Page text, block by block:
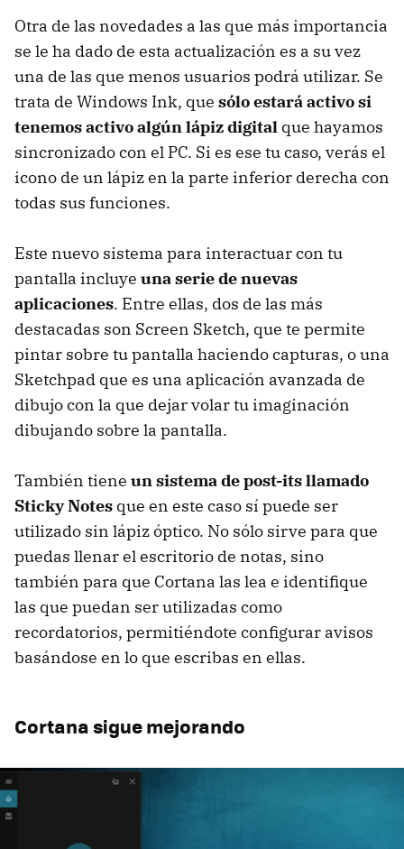
Otra de las novedades a las que más importancia
se le ha dado de esta actualización es a su vez
una de las que menos usuarios podrá utilizar. Se
trata de Windows Ink, que sólo estará activo si
tenemos activo algún lápiz digital que hayamos
sincronizado con el PC. Si es ese tu caso, verás el
icono de un lápiz en la parte inferior derecha con
todas sus funciones.
Este nuevo sistema para interactuar con tu
pantalla incluye una serie de nuevas
aplicaciones. Entre ellas, dos de las más
destacadas son Screen Sketch, que te permite
pintar sobre tu pantalla haciendo capturas, o una
Sketchpad que es una aplicación avanzada de
dibujo con la que dejar volar tu imaginación
dibujando sobre la pantalla.
También tiene un sistema de post-its llamado
Sticky Notes que en este caso sí puede ser
utilizado sin lápiz óptico. No sólo sirve para que
puedas llenar el escritorio de notas, sino
también para que Cortana las lea e identifique
las que puedan ser utilizadas como
recordatorios, permitiéndote configurar avisos
basándose en lo que escribas en ellas.
Cortana sigue mejorando